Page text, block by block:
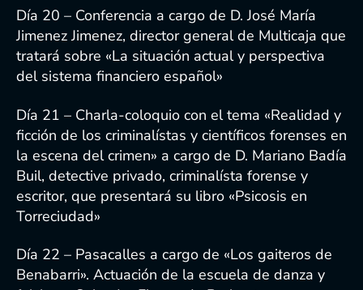
Día 20 – Conferencia a cargo de D. José María
Jimenez Jimenez, director general de Multicaja que
tratará sobre «La situación actual y perspectiva
del sistema financiero español»
Día 21 – Charla-coloquio con el tema «Realidad y
ficción de los criminalístas y científicos forenses en
la escena del crimen» a cargo de D. Mariano Badía
Buil, detective privado, criminalísta forense y
escritor, que presentará su libro «Psicosis en
Torreciudad»
Día 22 – Pasacalles a cargo de «Los gaiteros de
Benabarri». Actuación de la escuela de danza y